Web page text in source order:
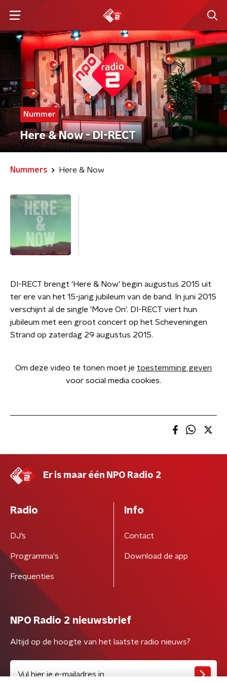
Nummer
Here & Now - DI-RECT
Nummers Here & Now
DI-RECT brengt 'Here & Now' begin augustus 2015 uit
ter ere van het 15-jarig jubileum van de band. In juni 2015
verschijnt al de single 'Move On'. DI-RECT viert hun
jubileum met een groot concert op het Scheveningen
Strand op zaterdag 29 augustus 2015.
Om deze video te tonen moet je toestemming geven
voor social media cookies.
Er is maar één NPO Radio 2
Radio
DJ’s
Programma's
Frequenties
Info
Contact
Download de app
NPO Radio 2 nieuwsbrief
Altijd op de hoogte van het laatste radio nieuws?